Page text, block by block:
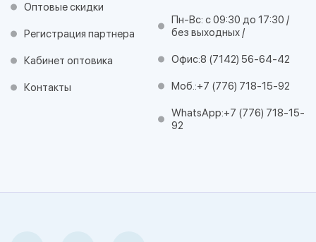
Оптовые скидки
Регистрация партнера
Кабинет оптовика
Контакты
Пн-Вс: с 09:30 до 17:30 /
без выходных /
Офис:8 (7142) 56-64-42
Моб.:+7 (776) 718-15-92
WhatsApp:+7 (776) 718-15-
92